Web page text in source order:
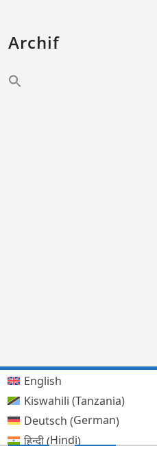
Archif
English
Kiswahili (Tanzania)
Deutsch (German)
हिन्दी(Hindi)